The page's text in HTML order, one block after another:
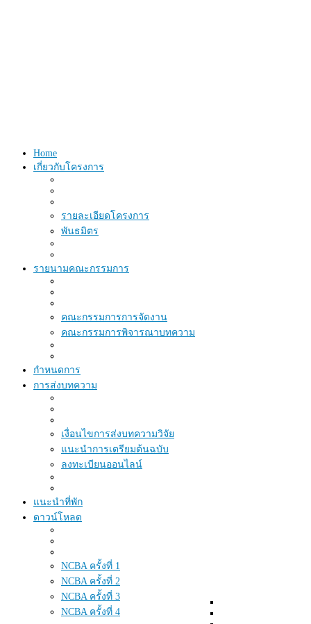
Home
เกี่ยวกับโครงการ
รายละเอียดโครงการ
พันธมิตร
รายนามคณะกรรมการ
คณะกรรมการการจัดงาน
คณะกรรมการพิจารณาบทความ
กำหนดการ
การส่งบทความ
เงื่อนไขการส่งบทความวิจัย
แนะนำการเตรียมต้นฉบับ
ลงทะเบียนออนไลน์
แนะนำที่พัก
ดาวน์โหลด
NCBA ครั้งที่ 1
NCBA ครั้งที่ 2
NCBA ครั้งที่ 3
NCBA ครั้งที่ 4